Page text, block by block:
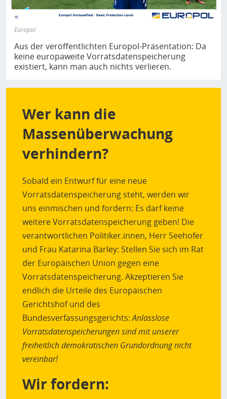
Europol
Aus der veröffentlichten Europol-Präsentation: Da
keine europaweite Vorratsdatenspeicherung
existiert, kann man auch nichts verlieren.
Wer kann die
Massenüberwachung
verhindern?
Sobald ein Entwurf für eine neue
Vorratsdatenspeicherung steht, werden wir
uns einmischen und fordern: Es darf keine
weitere Vorratsdatenspeicherung geben! Die
verantwortlichen Politiker.innen, Herr Seehofer
und Frau Katarina Barley: Stellen Sie sich im Rat
der Europäischen Union gegen eine
Vorratsdatenspeicherung. Akzeptieren Sie
endlich die Urteile des Europäischen
Gerichtshof und des
Bundesverfassungsgerichts:Anlasslose
Vorratsdatenspeicherungen sind mit unserer
freiheitlich demokratischen Grundordnung nicht
vereinbar!
Wir fordern: